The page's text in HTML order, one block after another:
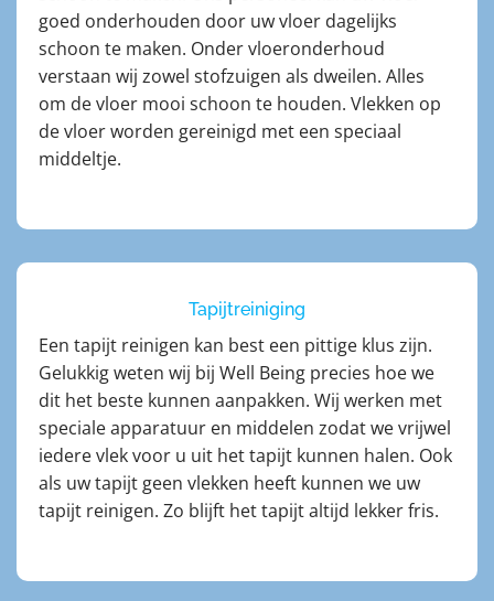
goed onderhouden door uw vloer dagelijks
schoon te maken. Onder vloeronderhoud
verstaan wij zowel stofzuigen als dweilen. Alles
om de vloer mooi schoon te houden. Vlekken op
de vloer worden gereinigd met een speciaal
middeltje.
Tapijtreiniging
Een tapijt reinigen kan best een pittige klus zijn.
Gelukkig weten wij bij Well Being precies hoe we
dit het beste kunnen aanpakken. Wij werken met
speciale apparatuur en middelen zodat we vrijwel
iedere vlek voor u uit het tapijt kunnen halen. Ook
als uw tapijt geen vlekken heeft kunnen we uw
tapijt reinigen. Zo blijft het tapijt altijd lekker fris.